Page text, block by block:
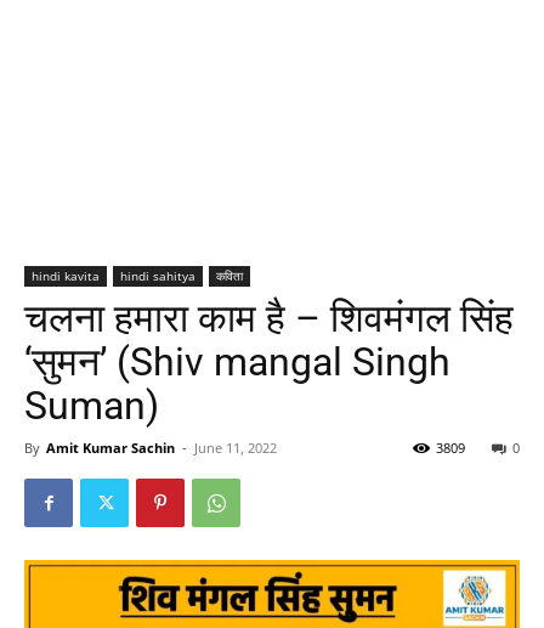
hindi kavita hindi sahitya कविता
चलना हमारा काम है – शिवमंगल सिंह
‘सुमन’ (Shiv mangal Singh
Suman)
By Amit Kumar Sachin - June 11, 2022 0
3809